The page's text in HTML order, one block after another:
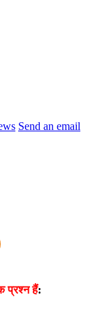
Send an email
प्रश्न हैं: